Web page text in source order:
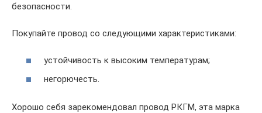
безопасности.
Покупайте провод со следующими характеристиками:
устойчивость к высоким температурам;
негорючесть.
Хорошо себя зарекомендовал провод РКГМ, эта марка